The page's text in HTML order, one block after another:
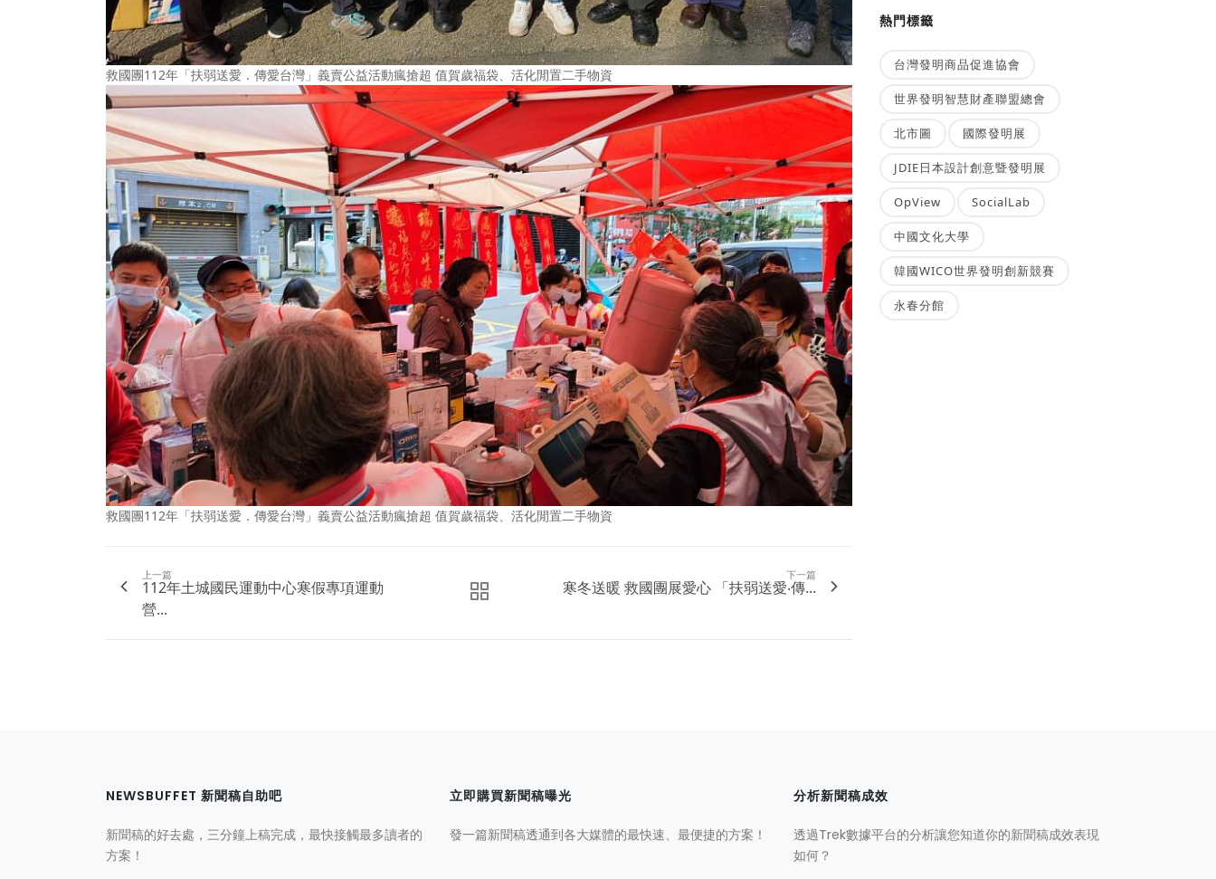
救國團112年「扶弱送愛．傳愛台灣」義賣公益活動瘋搶超 值賀歲福袋、活化閒置二手物資
救國團112年「扶弱送愛．傳愛台灣」義賣公益活動瘋搶超 值賀歲福袋、活化閒置二手物資
上一篇
112年土城國民運動中心寒假專項運動
營...
下一篇
寒冬送暖 救國團展愛心 「扶弱送愛‧傳...
熱門標籤
台灣發明商品促進協會
世界發明智慧財產聯盟總會
北市圖 國際發明展
JDIE日本設計創意暨發明展
OpView SocialLab
中國文化大學
韓國WICO世界發明創新競賽
永春分館
NEWSBUFFET 新聞稿自助吧
新聞稿的好去處，三分鐘上稿完成，最快接觸最多讀者的
方案！
立即購買新聞稿曝光
發一篇新聞稿透通到各大媒體的最快速、最便捷的方案！
分析新聞稿成效
透過Trek數據平台的分析讓您知道你的新聞稿成效表現
如何？